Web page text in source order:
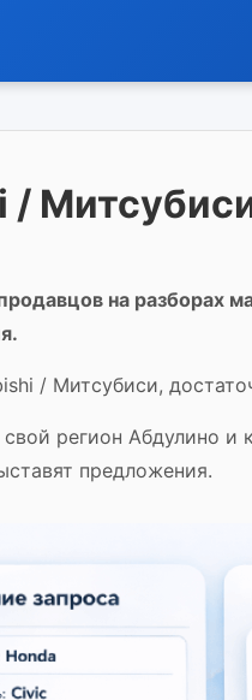
/
на разборах
/ Митсубиси,
регион Абдулино и
предложения.